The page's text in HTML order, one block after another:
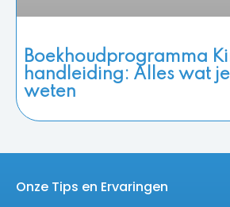
Boekhoudprogramma
handleiding: Alles wat
weten
Onze Tips en Ervaringen